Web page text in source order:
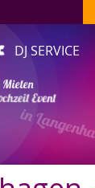
DJ SERVICE
Event
in Langenhagen